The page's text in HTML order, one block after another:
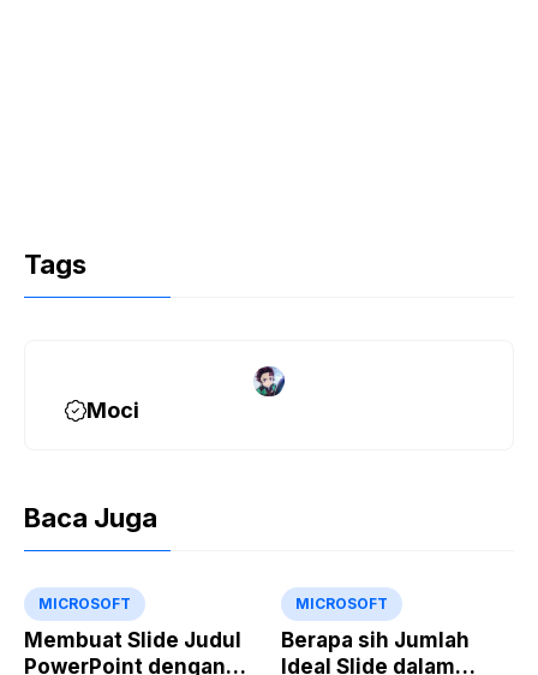
Tags
Moci
Baca Juga
MICROSOFT
Membuat Slide Judul
PowerPoint dengan
MICROSOFT
Berapa sih Jumlah
Ideal Slide dalam